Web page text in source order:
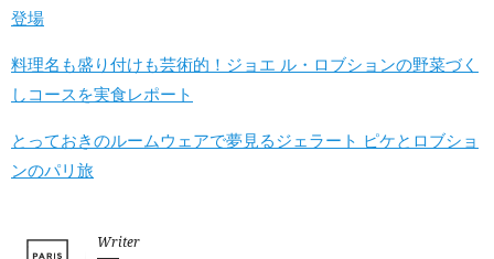
登場
料理名も盛り付けも芸術的！ジョエ ル・ロブションの野菜づく
しコースを実食レポート
とっておきのルームウェアで夢見るジェラート ピケとロブショ
ンのパリ旅
Writer